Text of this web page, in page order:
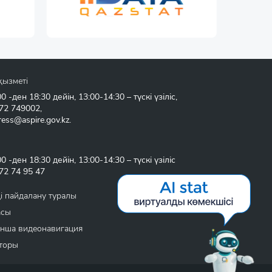
ден 18:30 дейін, 13:00-14:30 – түскі үзіліс,
749002,
.
ден 18:30 дейін, 13:00-14:30 – түскі үзіліс
74 95 47
пайдалану туралы
видеонавигация